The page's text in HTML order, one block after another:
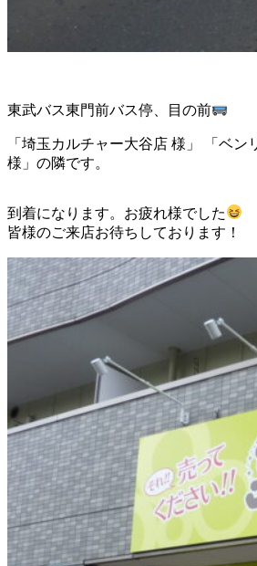
東武バス東門前バス停、目の前
「埼玉カルチャー大谷店 様」 「ベン
様」の隣です。
到着になります。お疲れ様でした
皆様のご来店お待ちしております！